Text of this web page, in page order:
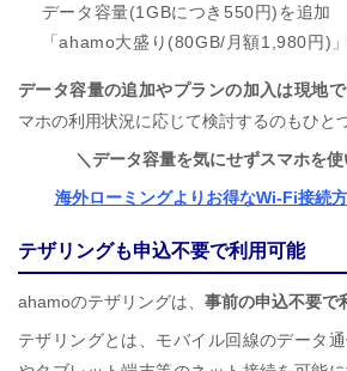
データ容量(1GBにつき550円)を追加
「ahamo大盛り(80GB/月額1,980円)
データ容量の追加やプランの加入は現地
マホの利用状況に応じて検討するのもひと
＼データ容量を気にせずスマホを
海外ローミングよりお得なWi-Fi接続
テザリングも申込不要で利用可能
ahamoのテザリングは、 事前の申込不要で
テザリングとは、モバイル回線のデータ